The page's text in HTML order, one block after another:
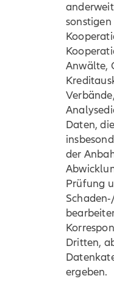
Anwälte,
Daten,
der
Prüfung
Dritten,
ergeben.